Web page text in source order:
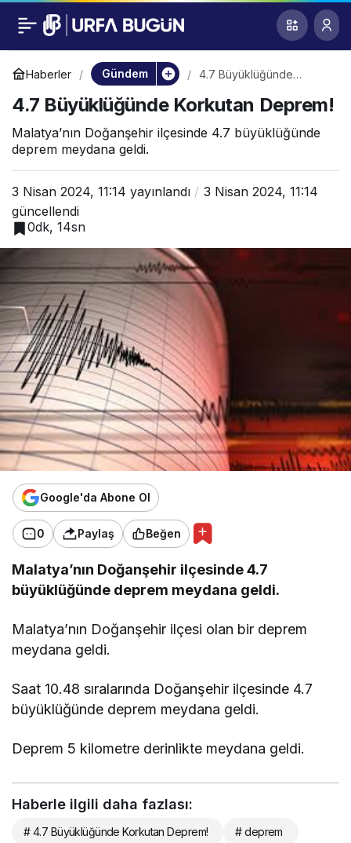
Haberler Gündem
4.7 Büyüklüğünde
4.7 Büyüklüğünde Korkutan Deprem!
Malatya’nın Doğanşehir ilçesinde 4.7 büyüklüğünde
deprem meydana geldi.
3 Nisan 2024, 11:14 yayınlandı
3 Nisan 2024, 11:14
güncellendi
0dk, 14sn
Google'da Abone Ol
0 Paylaş Beğen
Malatya’nın Doğanşehir ilçesinde 4.7
büyüklüğünde deprem meydana geldi.
Malatya’nın Doğanşehir ilçesi olan bir deprem
meydana geldi.
Saat 10.48 sıralarında Doğanşehir ilçesinde 4.7
büyüklüğünde deprem meydana geldi.
Deprem 5 kilometre derinlikte meydana geldi.
4.7 Büyüklüğünde
Korkutan Deprem!
0
Haberle ilgili daha fazlası:
# 4.7 Büyüklüğünde Korkutan Deprem! # deprem